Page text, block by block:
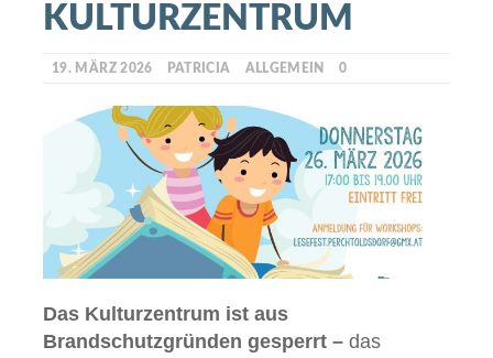
KULTURZENTRUM
19. MÄRZ 2026 PATRICIA ALLGEMEIN 0
Das Kulturzentrum ist aus
Brandschutzgründen gesperrt – das